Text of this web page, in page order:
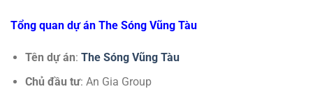
Tổng quan dự án The Sóng Vũng Tàu
Tên dự án: The Sóng Vũng Tàu
Chủ đầu tư: An Gia Group